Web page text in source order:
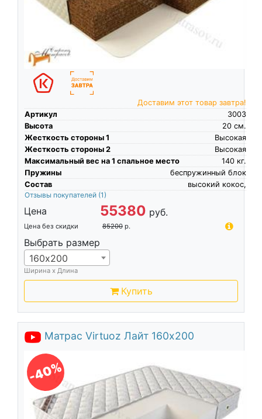
Доставим этот товар завтра!
Артикул
3003
Высота
см.
20
Жесткость стороны 1
Высокая
Жесткость стороны 2
Высокая
Максимальный вес на 1 спальное место
кг.
140
Пружины
беспружинный блок
Состав
высокий кокос,
Отзывы покупателей (1)
Цена 55380 руб.
Цена без скидки 85200 р.
Выбрать размер
160х200
Ширина х Длина
Купить
Матрас Virtuoz Лайт 160х200
-40%